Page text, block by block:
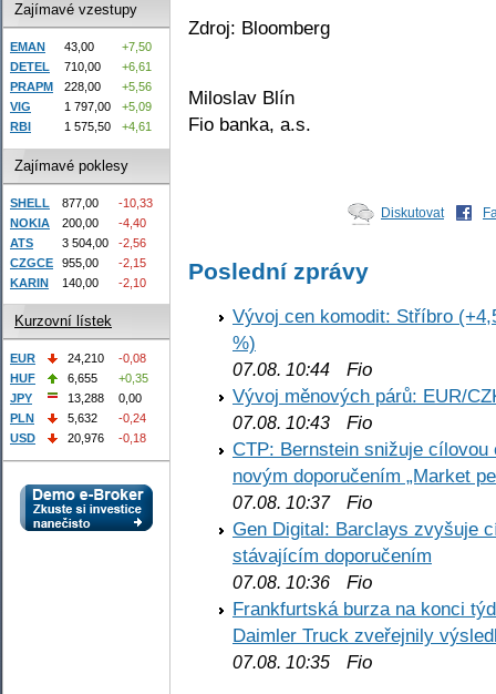
Zdroj: Bloomberg
Miloslav Blín
Fio banka, a.s.
Diskutovat
Poslední zprávy
Vývoj cen komodit: Stříbro
%)
07.08. 10:44 Fio
Vývoj měnových párů: EUR/
07.08. 10:43 Fio
CTP: Bernstein snižuje
novým doporučením „Market
07.08. 10:37Fio
Gen Digital: Barclays zvyšuje
stávajícím doporučením
07.08. 10:36 Fio
Frankfurtská burza na konci
Daimler Truck zveřejnily
07.08. 10:35 Fio
Zajímavé vzestupy
EMAN 43,00
+7,50
DETEL
710,00
+6,61
PRAPM
228,00
+5,56
VIG
1 797,00
+5,09
RBI
1 575,50 +4,61
Zajímavé poklesy
SHELL 877,00
-10,33
NOKIA
200,00
-4,40
ATS
3 504,00
-2,56
CZGCE
955,00
-2,15
KARIN
140,00 -2,10
Kurzovní lístek
EUR 24,210
-0,08
HUF
6,655
+0,35
JPY
13,288
0,00
PLN
5,632
-0,24
USD
20,976 -0,18